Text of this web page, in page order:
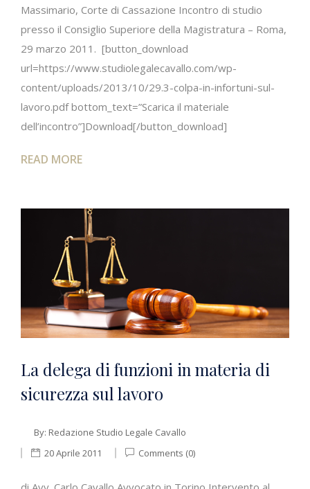
Massimario, Corte di Cassazione Incontro di studio
presso il Consiglio Superiore della Magistratura – Roma,
29 marzo 2011. [button_download
url=https://www.studiolegalecavallo.com/wp-
content/uploads/2013/10/29.3-colpa-in-infortuni-sul-
lavoro.pdf bottom_text=”Scarica il materiale
dell’incontro”]Download[/button_download]
READ MORE
La delega di funzioni in materia di
sicurezza sul lavoro
By: Redazione Studio Legale Cavallo
20 Aprile 2011
Comments (0)